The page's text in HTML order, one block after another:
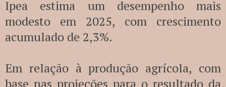
Ipea estima um desempenho mais
modesto em 2025, com crescimento
acumulado de 2,3%.
Em relação à produção agrícola, com
base nas projeções para o resultado da